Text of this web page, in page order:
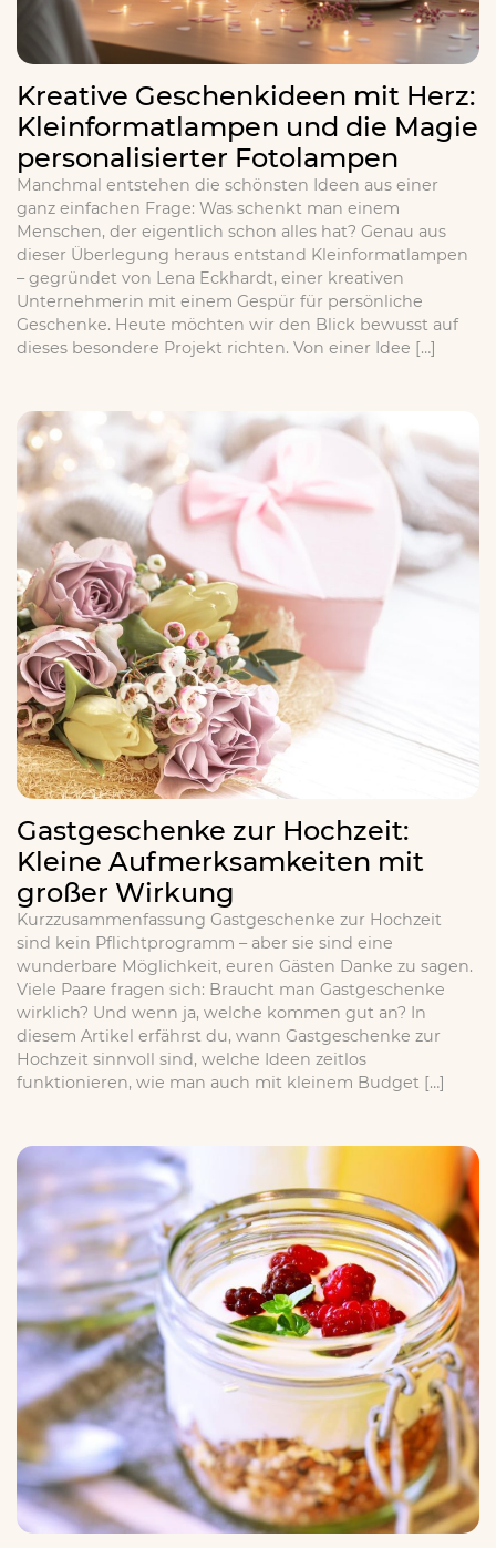
Kreative Geschenkideen mit Herz:
Kleinformatlampen und die Magie
personalisierter Fotolampen
Manchmal entstehen die schönsten Ideen aus einer
ganz einfachen Frage: Was schenkt man einem
Menschen, der eigentlich schon alles hat? Genau aus
dieser Überlegung heraus entstand Kleinformatlampen
– gegründet von Lena Eckhardt, einer kreativen
Unternehmerin mit einem Gespür für persönliche
Geschenke. Heute möchten wir den Blick bewusst auf
dieses besondere Projekt richten. Von einer Idee […]
Gastgeschenke zur Hochzeit:
Kleine Aufmerksamkeiten mit
großer Wirkung
Kurzzusammenfassung Gastgeschenke zur Hochzeit
sind kein Pflichtprogramm – aber sie sind eine
wunderbare Möglichkeit, euren Gästen Danke zu sagen.
Viele Paare fragen sich: Braucht man Gastgeschenke
wirklich? Und wenn ja, welche kommen gut an? In
diesem Artikel erfährst du, wann Gastgeschenke zur
Hochzeit sinnvoll sind, welche Ideen zeitlos
funktionieren, wie man auch mit kleinem Budget […]